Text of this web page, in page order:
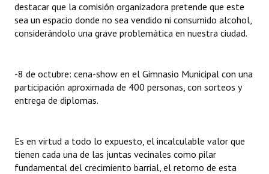
destacar que la comisión organizadora pretende que este
sea un espacio donde no sea vendido ni consumido alcohol,
considerándolo una grave problemática en nuestra ciudad.
-8 de octubre: cena-show en el Gimnasio Municipal con una
participación aproximada de 400 personas, con sorteos y
entrega de diplomas.
Es en virtud a todo lo expuesto, el incalculable valor que
tienen cada una de las juntas vecinales como pilar
fundamental del crecimiento barrial, el retorno de esta